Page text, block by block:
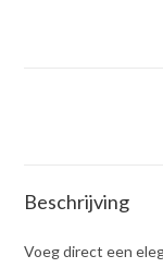
Beschrijving
Voeg direct een